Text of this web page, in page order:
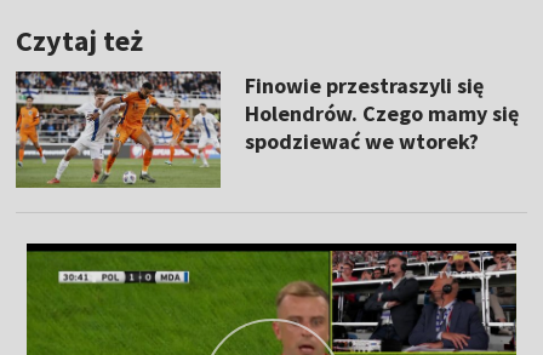
Czytaj też
Finowie przestraszyli się
Holendrów. Czego mamy się
spodziewać we wtorek?